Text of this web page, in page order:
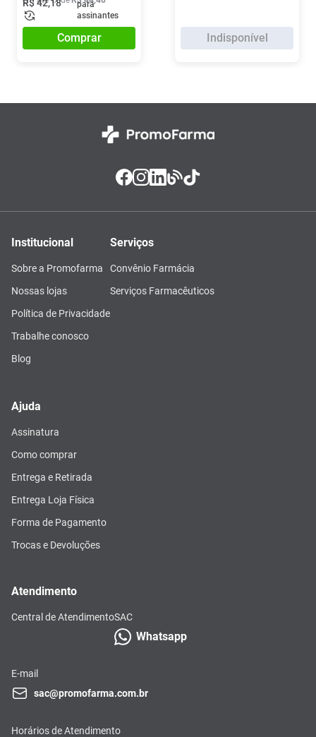
R$42,18
para
assinantes
Comprar Indisponível
Institucional
Sobre a Promofarma
Nossas lojas
Política de Privacidade
Trabalhe conosco
Blog
Serviços
Convênio Farmácia
Serviços Farmacêuticos
Ajuda
Assinatura
Como comprar
Entrega e Retirada
Entrega Loja Física
Forma de Pagamento
Trocas e Devoluções
Atendimento
Central de AtendimentoSAC
Whatsapp
E-mail
sac@promofarma.com.br
Horários de Atendimento